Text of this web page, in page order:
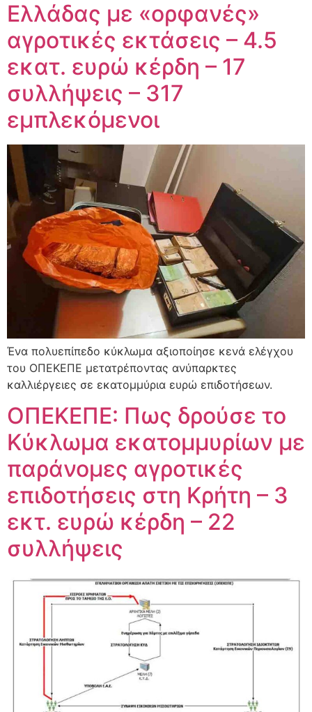
Ελλάδας με «ορφανές»
αγροτικές εκτάσεις – 4.5
εκατ. ευρώ κέρδη – 17
συλλήψεις – 317
εμπλεκόμενοι
Ένα πολυεπίπεδο κύκλωμα αξιοποίησε κενά ελέγχου
του ΟΠΕΚΕΠΕ μετατρέποντας ανύπαρκτες
καλλιέργειες σε εκατομμύρια ευρώ επιδοτήσεων.
ΟΠΕΚΕΠΕ: Πως δρούσε το
Κύκλωμα εκατομμυρίων με
παράνομες αγροτικές
επιδοτήσεις στη Κρήτη – 3
εκτ. ευρώ κέρδη – 22
συλλήψεις